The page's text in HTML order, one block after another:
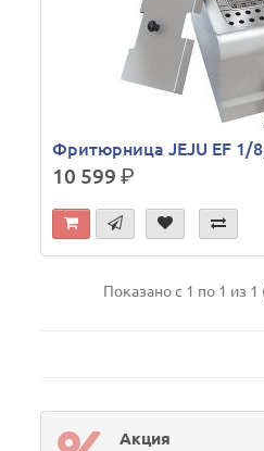
Фритюрница JEJU EF 1/
10 599р.
Показано с 1 по 1 из 1
Акция